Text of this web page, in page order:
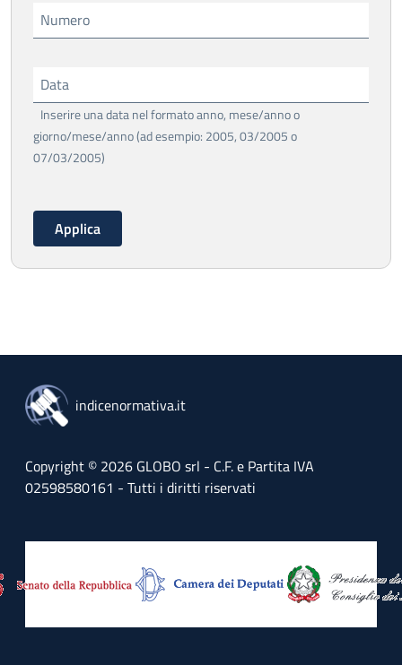
Numero
Data
Inserire una data nel formato anno, mese/anno o
giorno/mese/anno (ad esempio: 2005, 03/2005 o
07/03/2005)
indicenormativa.it
Copyright © 2026 GLOBO srl - C.F. e Partita IVA
02598580161 - Tutti i diritti riservati